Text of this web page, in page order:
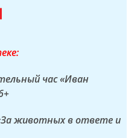
час «Иван
животных в ответе и